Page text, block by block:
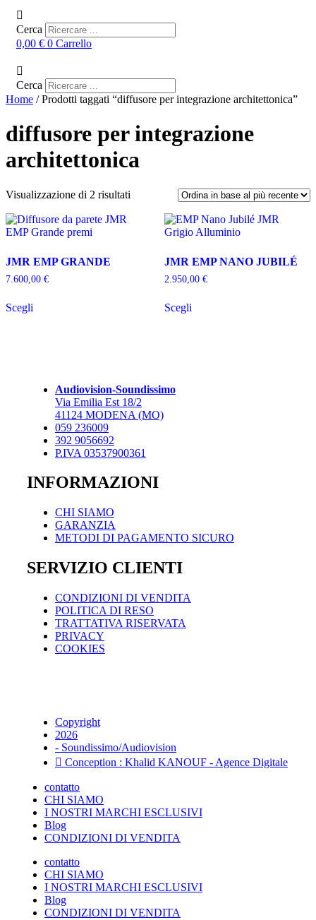
Cerca
0,00 € 0 Carrello
Cerca
Home / Prodotti taggati “diffusore per integrazione architettonica”
diffusore per integrazione
architettonica
Visualizzazione di 2 risultati
JMR EMP GRANDE
7.600,00 €
Scegliprodotto
possono
essere
scelte
pagina
prodotto
JMR EMP NANO JUBILÉ
2.950,00 €
Scegliprodotto
Audiovision-Soundissimo
Via Emilia Est 18/2
41124 MODENA (MO)
059 236009
392 9056692
P.IVA 03537900361
INFORMAZIONI
CHI SIAMO
GARANZIA
METODI DI PAGAMENTO SICURO
SERVIZIO CLIENTI
CONDIZIONI DI VENDITA
POLITICA DI RESO
TRATTATIVA RISERVATA
PRIVACY
COOKIES
Copyright
2026
- Soundissimo/Audiovision
Conception : Khalid KANOUF - Agence Digitale
contatto
CHI SIAMO
I NOSTRI MARCHI ESCLUSIVI
Blog
CONDIZIONI DI VENDITA
contatto
CHI SIAMO
I NOSTRI MARCHI ESCLUSIVI
Blog
CONDIZIONI DI VENDITA